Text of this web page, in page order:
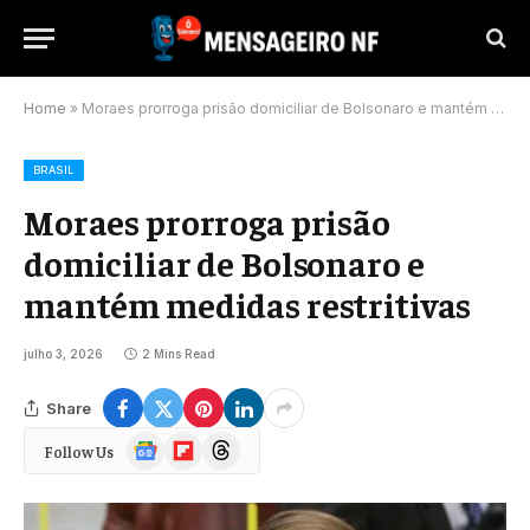
Home » Moraes prorroga prisão domiciliar de Bolsonaro e mantém medidas restritivas
BRASIL
Moraes prorroga prisão
domiciliar de Bolsonaro e
mantém medidas restritivas
julho 3, 2026 2 Mins Read
Share
Follow Us
Google
News
FlipboardThreads